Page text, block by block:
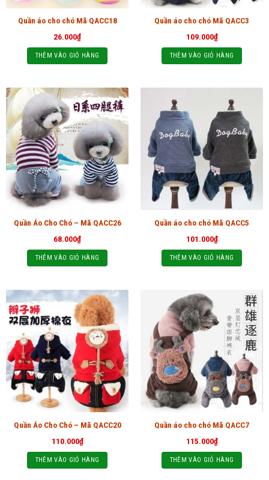
Quần áo cho chó Mã QACC18
26.000₫
THÊM VÀO GIỎ HÀNG
Quần áo cho chó Mã QACC3
109.000₫
THÊM VÀO GIỎ HÀNG
Quần Áo Cho Chó – Mã QACC26
68.000₫
THÊM VÀO GIỎ HÀNG
Quần áo cho chó Mã QACC5
101.000₫
THÊM VÀO GIỎ HÀNG
Quần Áo Cho Chó – Mã QACC20
110.000₫
THÊM VÀO GIỎ HÀNG
Quần áo cho chó Mã QACC7
115.000₫
THÊM VÀO GIỎ HÀNG